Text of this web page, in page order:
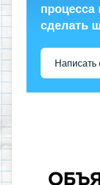
процесса
сделать
Написать